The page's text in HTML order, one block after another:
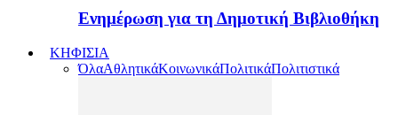
Ενημέρωση για τη Δημοτική Βιβλιοθήκη
ΚΗΦΙΣΙΑ
ΌλαΑθλητικάΚοινωνικάΠολιτικάΠολιτιστικά